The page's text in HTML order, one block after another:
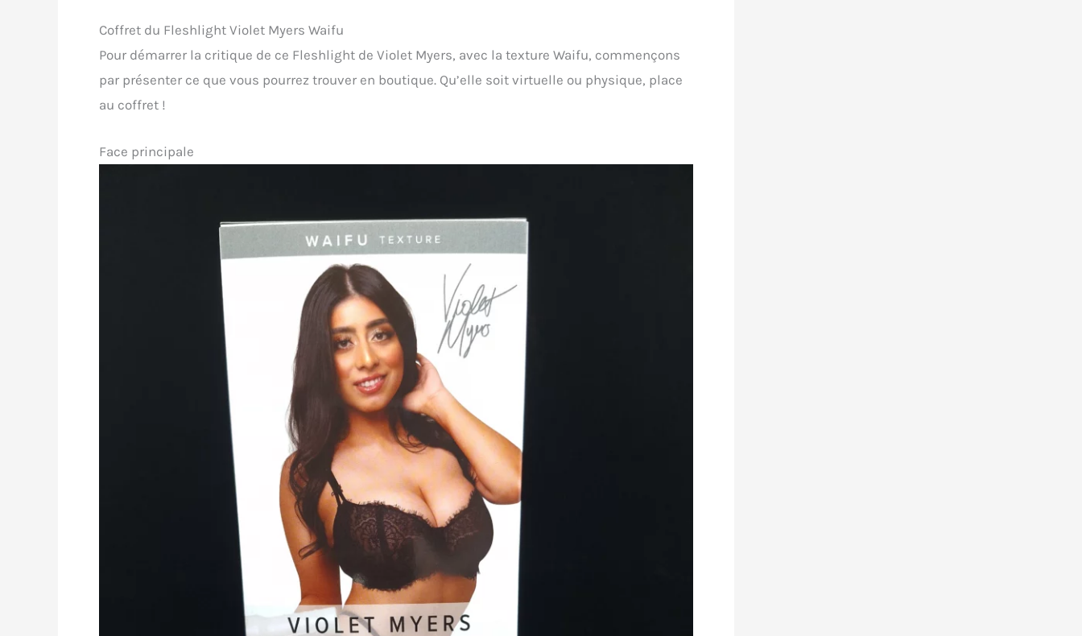
Coffret du Fleshlight Violet Myers Waifu
Pour démarrer la critique de ce Fleshlight de Violet Myers, avec la texture Waifu, commençons
par présenter ce que vous pourrez trouver en boutique. Qu’elle soit virtuelle ou physique, place
au coffret !
Face principale